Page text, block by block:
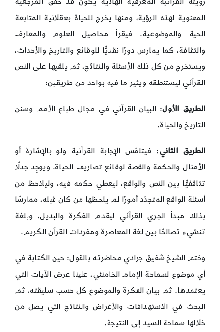
رؤيته القرآنية المعرفية الهادية يكون قد حقّق المرجعية
المعنوية لهذه الرؤية، ومنها يخرج للحياة بعقلانية المتابعة
الحية والموضوعية. فيقرأ محاصيل العلوم والمعارف
والثقافة، كما يمارس دورًا نقديًّا للوقائع والتاريخ والأحداث،
ويستخرج من كل ذلك الأسئلة والنتائج، ثم يلقيها على النص
القرآني ليستنطقه ويثير ما فيه بواحد من طريقين:
الطريق الأول: البيان القرآني في مجال طباع الأمم وسنن
التاريخ والحياة.
الطريق الثاني: فيتلمّس الإجابة القرآنية ولو بالإشارة أو
الأمثال والحكمة والقصة لوقائع تصاريف الحياة. ويوجِد جدلًا
تثاقفيًّا بين النص والواقع، ليعطي حكمه فيه، وليلاحظ من
أسئلة الواقع المتجدّد أمورًا لم يلحظها من كان قبله، ممارسًا
بذلك مبدأ الجري القرآني ليقدم الفكرة والبديل، وبلغة
تنشيء تصالحًا بين لغة المعاصرة ومفردات القرآن الكريم.
وختم الشيخ شفيق جرادي محاضرته بالقول: حين الكتابة في
أي موضوع لسماحة الإمام الخامنئي، علينا عرض الآيات التي
يعتمدها. ثم بيان الفكرة والموضوع كل حسب سليقته، ثم
البحث في الاستهدافات والأغراض والنتائج التي يصل من
خلالها سماحة السيد إلى النتيجة.